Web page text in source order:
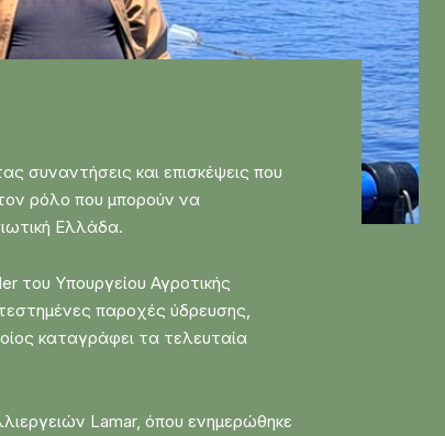
συναντήσεις και επισκέψεις που
ρόλο που μπορούν να
Ελλάδα.
του Υπουργείου Αγροτικής
παροχές ύδρευσης,
καταγράφει τα τελευταία
Lamar, όπου ενημερώθηκε